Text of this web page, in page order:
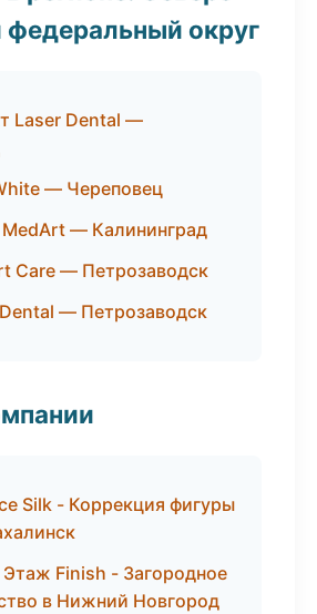
округ
Laser Dental —
— Череповец
— Калининград
Care — Петрозаводск
— Петрозаводск
Silk - Коррекция фигуры
Finish - Загородное
в Нижний Новгород